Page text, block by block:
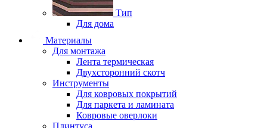
Тип
Для дома
Материалы
Для монтажа
Лента термическая
Двухсторонний скотч
Инструменты
Для ковровых покрытий
Для паркета и ламината
Ковровые оверлоки
Плинтуса